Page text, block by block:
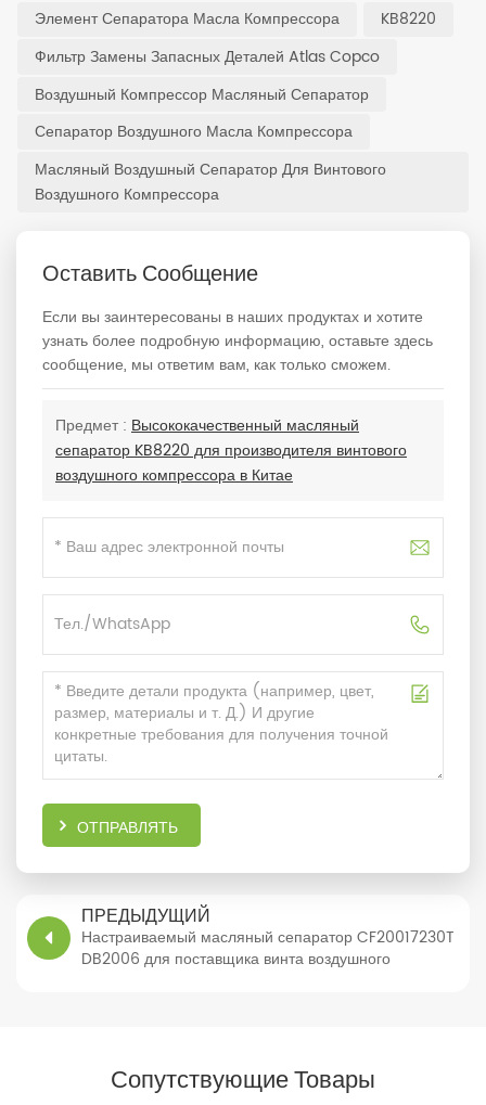
Элемент Сепаратора Масла Компрессора
KB8220
Фильтр Замены Запасных Деталей Atlas Copco
Воздушный Компрессор Масляный Сепаратор
Сепаратор Воздушного Масла Компрессора
Масляный Воздушный Сепаратор Для Винтового
Воздушного Компрессора
Оставить Сообщение
Если вы заинтересованы в наших продуктах и хотите
узнать более подробную информацию, оставьте здесь
сообщение, мы ответим вам, как только сможем.
Предмет : Высококачественный масляный
сепаратор KB8220 для производителя винтового
воздушного компрессора в Китае
ОТПРАВЛЯТЬ
ПРЕДЫДУЩИЙ
Настраиваемый масляный сепаратор CF20017230T
DB2006 для поставщика винта воздушного
Сопутствующие Товары